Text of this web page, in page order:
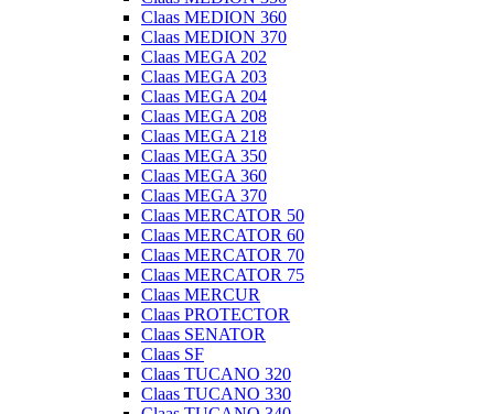
Claas MEDION 360
Claas MEDION 370
Claas MEGA 202
Claas MEGA 203
Claas MEGA 204
Claas MEGA 208
Claas MEGA 218
Claas MEGA 350
Claas MEGA 360
Claas MEGA 370
Claas MERCATOR 50
Claas MERCATOR 60
Claas MERCATOR 70
Claas MERCATOR 75
Claas MERCUR
Claas PROTECTOR
Claas SENATOR
Claas SF
Claas TUCANO 320
Claas TUCANO 330